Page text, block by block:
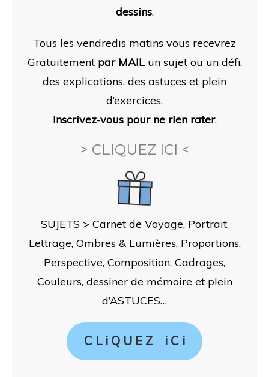
dessins.
Tous les vendredis matins vous recevrez
Gratuitement par MAILun sujet ou un défi,
des explications, des astuces et plein
d’exercices.
Inscrivez-vous pour ne rien rater.
> CLIQUEZ ICI <
SUJETS > Carnet de Voyage, Portrait,
Lettrage, Ombres & Lumières, Proportions,
Perspective, Composition, Cadrages,
Couleurs, dessiner de mémoire et plein
d’ASTUCES…
C L i Q U E Z i C i